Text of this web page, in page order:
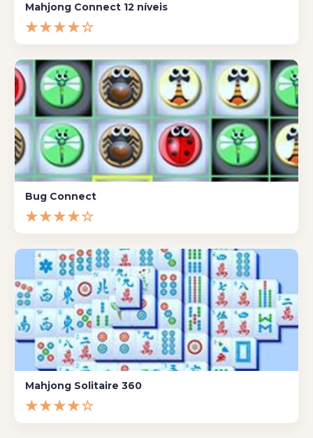
Mahjong Connect 12 níveis
★★★★☆
Bug Connect
★★★★☆
Mahjong Solitaire 360
★★★★☆